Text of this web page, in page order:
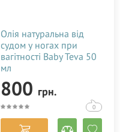
Олія натуральна від
судом у ногах при
вагітності Baby Teva 50
мл
800 грн.
0